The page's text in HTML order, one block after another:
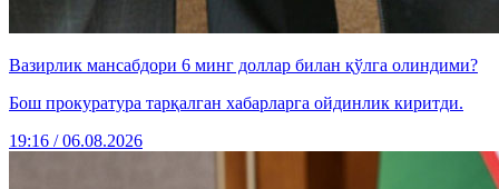
Вазирлик мансабдори 6 минг доллар билан қўлга олиндими?
Бош прокуратура тарқалган хабарларга ойдинлик киритди.
19:16 / 06.08.2026